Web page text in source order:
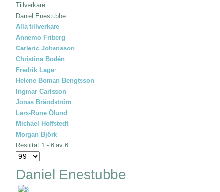
Tillverkare:
Daniel Enestubbe
Alla tillverkare
Annemo Friberg
Carleric Johansson
Christina Bodén
Fredrik Lager
Helene Boman Bengtsson
Ingmar Carlsson
Jonas Brändström
Lars-Rune Ölund
Michael Hoffstedt
Morgan Björk
Resultat 1 - 6 av 6
Daniel Enestubbe